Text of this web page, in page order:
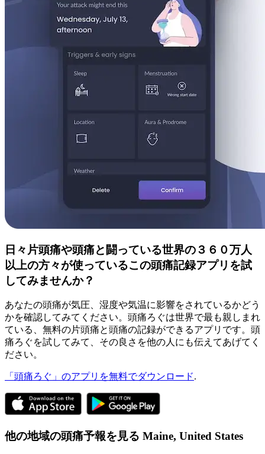
日々片頭痛や頭痛と闘っている世界の３６０万人
以上の方々が使っているこの頭痛記録アプリを試
してみませんか？
あなたの頭痛が気圧、湿度や気温に影響をされているかどう
かを確認してみてください。頭痛ろぐは世界で最も親しまれ
ている、無料の片頭痛と頭痛の記録ができるアプリです。頭
痛ろぐを試してみて、その良さを他の人にも伝えてあげてく
ださい。
「頭痛ろぐ」のアプリを無料でダウンロード.
他の地域の頭痛予報を見る Maine, United States